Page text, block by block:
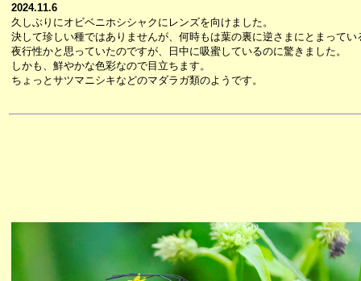
2024.11.6
久しぶりにオビベニホシシャクにレンズを向けました。
決して珍しい種ではありませんが、何時もは葉の裏に逆さまにとまってい
夜行性かと思っていたのですが、日中に吸蜜しているのに驚きました。
しかも、鮮やかな色彩なので目立ちます。
ちょっとサツマニシキなどのマダラガ類のようです。